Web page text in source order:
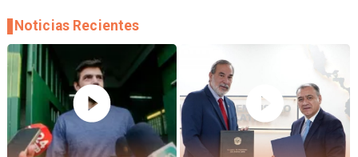
Noticias Recientes